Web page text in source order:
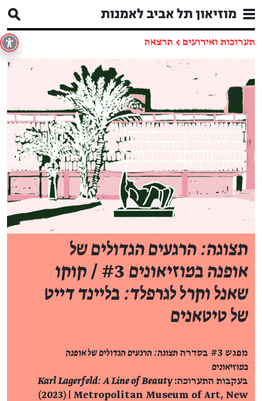
תערוכות ואירועים ← הרצאה
תצוגה: הרגעים הגדולים של
אופנה במוזיאונים
קוקו
שאנל וקרל לגרפלד: בליינד דייט
של טיטאנים
מפגש #3 בסדרה
תצוגה: הרגעים הגדולים של אופנה
במוזיאונים
בעקבות התערוכה: Karl Lagerfeld: A Line of Beauty
(2023) | Metropolitan Museum of Art, New